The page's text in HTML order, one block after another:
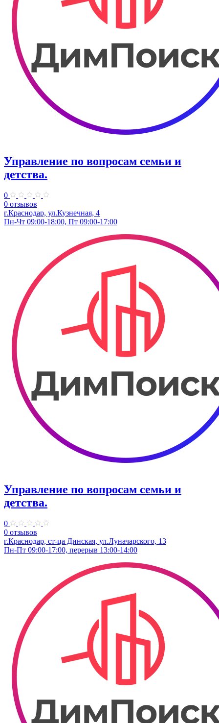
Управление по вопросам семьи и
детства.
0
0 отзывов
г.Краснодар, ул.Кузнечная, 4
Пн-Чт 09:00-18:00, Пт 09:00-17:00
Управление по вопросам семьи и
детства.
0
0 отзывов
г.Краснодар, ст-ца Динская, ул.Луначарского, 13
Пн-Пт 09:00-17:00, перерыв 13:00-14:00